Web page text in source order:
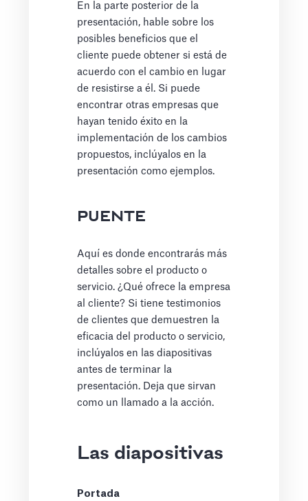
En la parte posterior de la
presentación, hable sobre los
posibles beneficios que el
cliente puede obtener si está de
acuerdo con el cambio en lugar
de resistirse a él. Si puede
encontrar otras empresas que
hayan tenido éxito en la
implementación de los cambios
propuestos, inclúyalos en la
presentación como ejemplos.
PUENTE
Aquí es donde encontrarás más
detalles sobre el producto o
servicio. ¿Qué ofrece la empresa
al cliente? Si tiene testimonios
de clientes que demuestren la
eficacia del producto o servicio,
inclúyalos en las diapositivas
antes de terminar la
presentación. Deja que sirvan
como un llamado a la acción.
Las diapositivas
Portada